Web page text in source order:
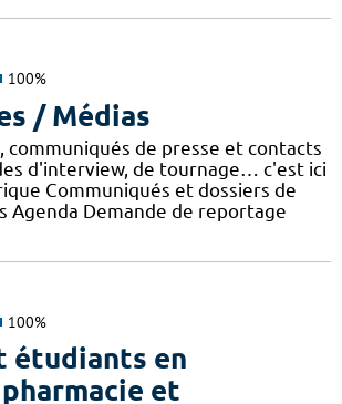
100%
/ Médias
communiqués de presse et contacts
d'interview, de tournage… c'est ici
Communiqués et dossiers de
Agenda Demande de reportage
100%
étudiants en
et